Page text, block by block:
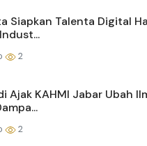
Siapkan Talenta Digital
2
Ajak KAHMI Jabar Ubah
2